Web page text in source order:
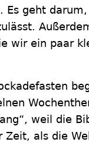
Es geht
wir ein paar
weil die
als die